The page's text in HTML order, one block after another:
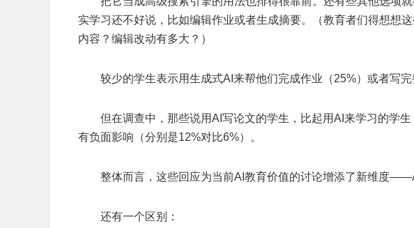
实学习还不好说，比如编辑作业或者生成摘要。（教育者们得想想
内容？编辑改动有多大？）
较少的学生表示用生成式AI来帮他们完成作业（25%）或者写完
但在调查中，那些说用AI写论文的学生，比起用AI来学习的学
有负面影响（分别是12%对比6%）。
整体而言，这些回应为当前AI教育价值的讨论增添了新维度
还有一个区别：